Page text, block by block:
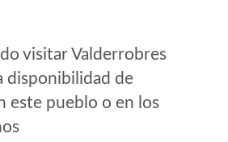
visitar Valderrobres
disponibilidad de
este pueblo o en los